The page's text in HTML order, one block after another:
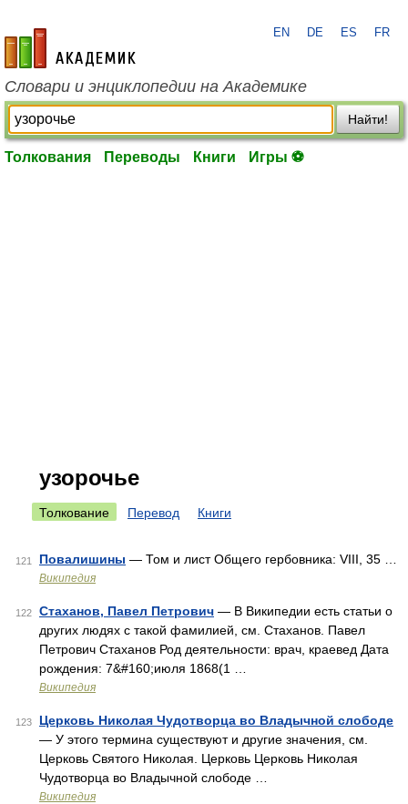
academic.ru
EN DE ES FR
Словари и энциклопедии на Академике
Найти!
Толкования Переводы Книги Игры ⚽
узорочье
Толкование Перевод Книги
121 Повалишины — Том и лист Общего гербовника: VIII, 35 …
Википедия
122 Стаханов, Павел Петрович — В Википедии есть статьи о
других людях с такой фамилией, см. Стаханов. Павел
Петрович Стаханов Род деятельности: врач, краевед Дата
рождения: 7&#160;июля 1868(1 …
Википедия
123
Церковь Николая Чудотворца во Владычной слободе
— У этого термина существуют и другие значения, см.
Церковь Святого Николая. Церковь Церковь Николая
Чудотворца во Владычной слободе …
Википедия